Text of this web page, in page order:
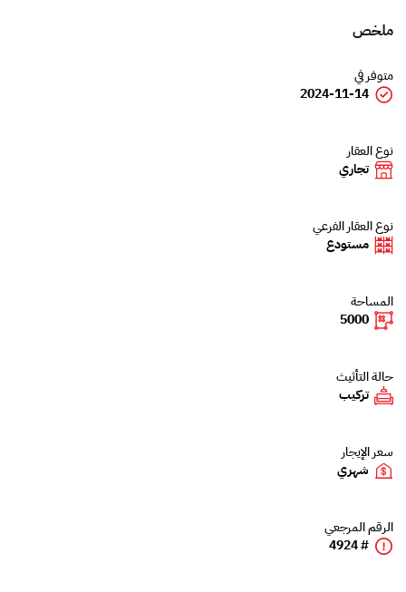
ملخص
متوفر في
2024-11-14
نوع العقار
تجاري
نوع العقار الفرعي
مستودع
المساحة
5000
حالة التأثيث
تركيب
سعر الإيجار
شهري
الرقم المرجعي
# 4924